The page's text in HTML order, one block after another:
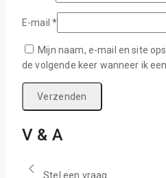
E-mail*
Mijn naam, e-mail en site
de volgende keer wanneer ik
V & A
Stel een vraag